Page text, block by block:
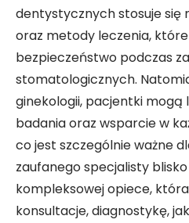
dentystycznych stosuje się
oraz metody leczenia,
bezpieczeństwo podczas
stomatologicznych.
ginekologii, pacjentki mogą
badania oraz wsparcie w
co jest szczególnie ważne
zaufanego specjalisty
kompleksowej opiece,
konsultacje, diagnostykę,